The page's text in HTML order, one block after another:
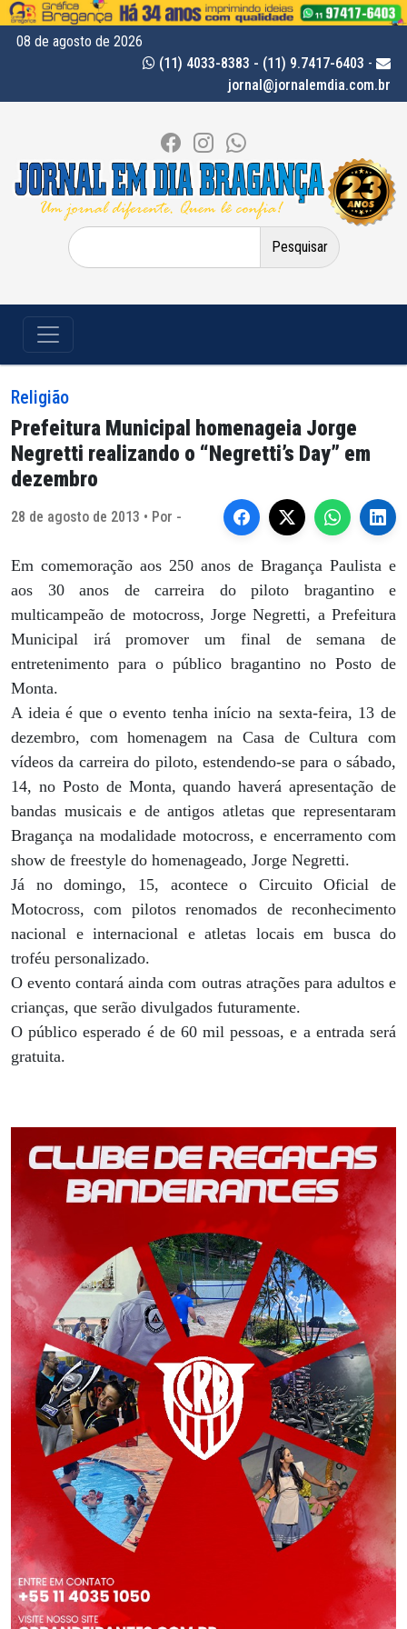
08 de agosto de 2026
(11) 4033-8383 - (11) 9.7417-6403 -
jornal@jornalemdia.com.br
Pesquisar
por:
Religião
Prefeitura Municipal homenageia Jorge
Negretti realizando o “Negretti’s Day” em
dezembro
28 de agosto de 2013 • Por -
Em comemoração aos 250 anos de Bragança Paulista e
aos 30 anos de carreira do piloto bragantino e
multicampeão de motocross, Jorge Negretti, a Prefeitura
Municipal irá promover um final de semana de
entretenimento para o público bragantino no Posto de
Monta.
A ideia é que o evento tenha início na sexta-feira, 13 de
dezembro, com homenagem na Casa de Cultura com
vídeos da carreira do piloto, estendendo-se para o sábado,
14, no Posto de Monta, quando haverá apresentação de
bandas musicais e de antigos atletas que representaram
Bragança na modalidade motocross, e encerramento com
show de freestyle do homenageado, Jorge Negretti.
Já no domingo, 15, acontece o Circuito Oficial de
Motocross, com pilotos renomados de reconhecimento
nacional e internacional e atletas locais em busca do
troféu personalizado.
O evento contará ainda com outras atrações para adultos e
crianças, que serão divulgados futuramente.
O público esperado é de 60 mil pessoas, e a entrada será
gratuita.